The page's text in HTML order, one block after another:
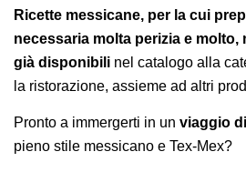
Ricette messicane, per la cui
necessaria molta perizia e molto,
già disponibili nel catalogo alla
la ristorazione, assieme ad altri
Pronto a immergerti in un viaggio
pieno stile messicano e Tex-Mex?